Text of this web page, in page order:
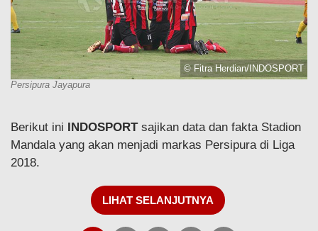
© Fitra Herdian/INDOSPORT
Persipura Jayapura
Berikut ini INDOSPORTsajikan data dan fakta Stadion
Mandala yang akan menjadi markas Persipura di Liga
2018.
LIHAT SELANJUTNYA